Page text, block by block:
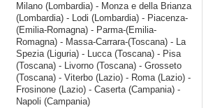
Milano (Lombardia) - Monza e della Brianza
(Lombardia) - Lodi (Lombardia) - Piacenza-
(Emilia-Romagna) - Parma-(Emilia-
Romagna) - Massa-Carrara-(Toscana) - La
Spezia (Liguria) - Lucca (Toscana) - Pisa
(Toscana) - Livorno (Toscana) - Grosseto
(Toscana) - Viterbo (Lazio) - Roma (Lazio) -
Frosinone (Lazio) - Caserta (Campania) -
Napoli (Campania)